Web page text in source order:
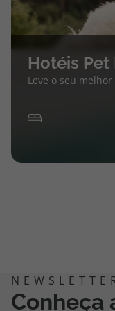
Hotéis
Leve o seu
Conheça